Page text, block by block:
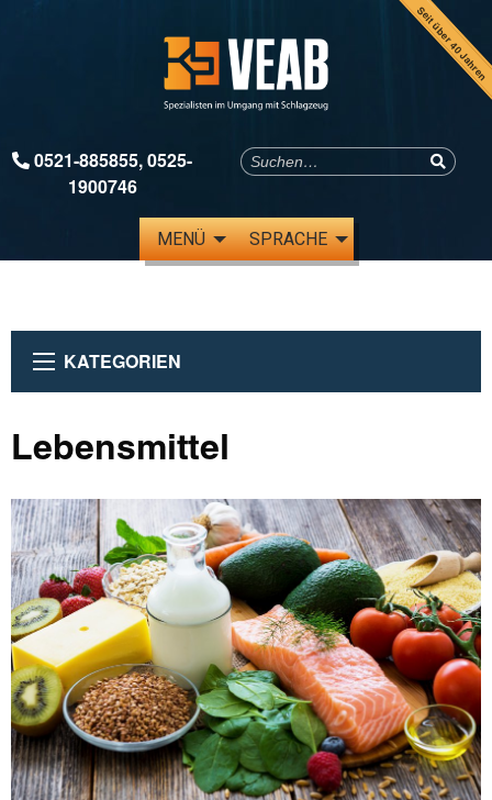
Seit über 40 Jahren
0521-885855,0525-
1900746
MENÜ SPRACHE
KATEGORIEN
Lebensmittel